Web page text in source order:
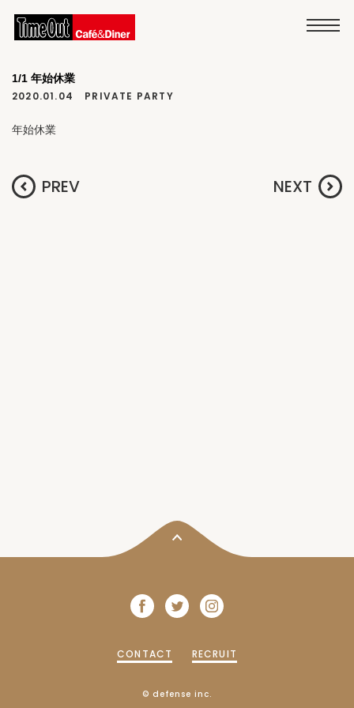
1/1 年始休業
2020.01.04 PRIVATE PARTY
年始休業
CONTACT RECRUIT
© defense inc.